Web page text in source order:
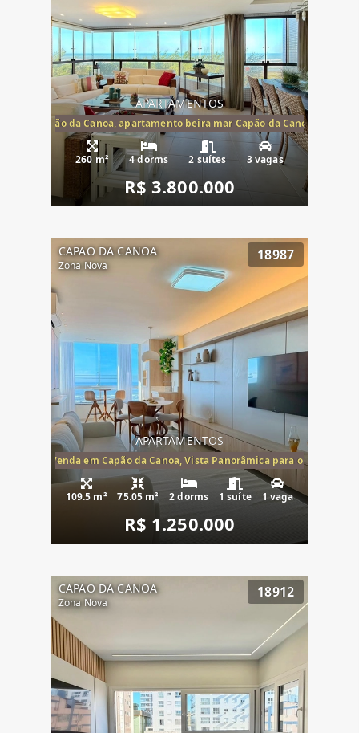
APARTAMENTOS
mar Capão da Canoa, apartamento beira mar Capão da Canoa,
260 m² 4 dorms 2 suítes 3 vagas
R$ 3.800.000
CAPAO DA CANOA
Zona Nova
18987
APARTAMENTOS
Mar à Venda em Capão da Canoa, Vista Panorâmica para o Mar, 2
109.5 m² 75.05 m² 2 dorms 1 suíte 1 vaga
R$ 1.250.000
CAPAO DA CANOA
Zona Nova
18912